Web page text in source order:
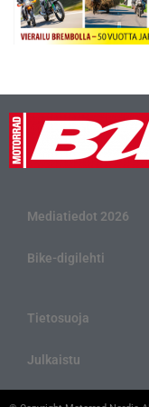
Mediatiedot 2026
Bike-digilehti
Tietosuoja
Julkaistu